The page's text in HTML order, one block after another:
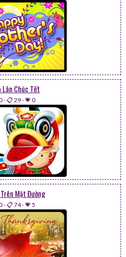
Lân Chúc Tết
-📋 29-💗 0
Mặt Đường
-📋 74-💗 5